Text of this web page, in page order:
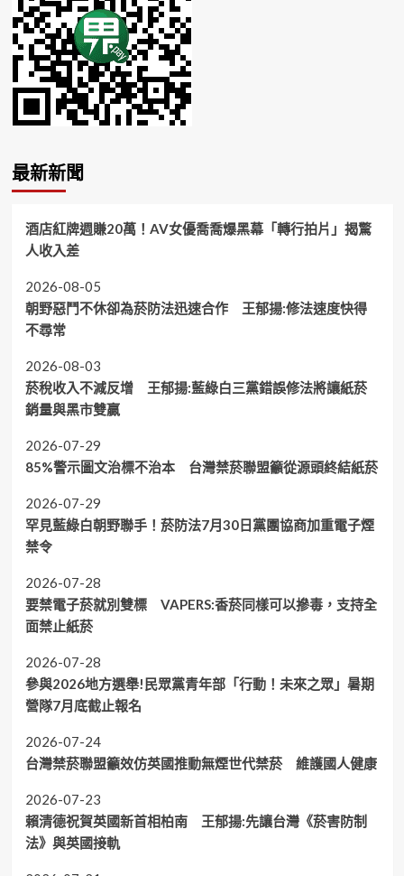
最新新聞
酒店紅牌週賺20萬！AV女優喬喬爆黑幕「轉行拍片」揭驚
人收入差
2026-08-05
朝野惡鬥不休卻為菸防法迅速合作 王郁揚:修法速度快得
不尋常
2026-08-03
菸稅收入不減反增 王郁揚:藍綠白三黨錯誤修法將讓紙菸
銷量與黑市雙贏
2026-07-29
85%警示圖文治標不治本 台灣禁菸聯盟籲從源頭終結紙菸
2026-07-29
罕見藍綠白朝野聯手！菸防法7月30日黨團協商加重電子煙
禁令
2026-07-28
要禁電子菸就別雙標 VAPERS:香菸同樣可以摻毒，支持全
面禁止紙菸
2026-07-28
參與2026地方選舉!民眾黨青年部「行動！未來之眾」暑期
營隊7月底截止報名
2026-07-24
台灣禁菸聯盟籲效仿英國推動無煙世代禁菸 維護國人健康
2026-07-23
賴清德祝賀英國新首相柏南 王郁揚:先讓台灣《菸害防制
法》與英國接軌